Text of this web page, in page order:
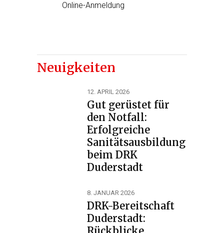
Online-Anmeldung
Neuigkeiten
12. APRIL 2026
Gut gerüstet für
den Notfall:
Erfolgreiche
Sanitätsausbildung
beim DRK
Duderstadt
8. JANUAR 2026
DRK-Bereitschaft
Duderstadt: